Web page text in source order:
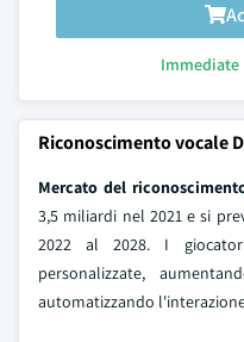
Immediate
Riconoscimento vocale
Mercato del
3,5 miliardi nel 2021 e si
2022 al 2028. I
personalizzate,
automatizzando